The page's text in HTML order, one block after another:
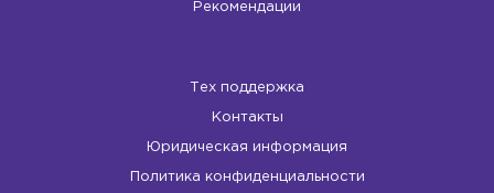
Рекомендации
Тех поддержка
Контакты
Юридическая информация
Политика конфиденциальности